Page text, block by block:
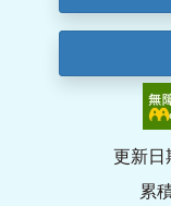
更新日
累